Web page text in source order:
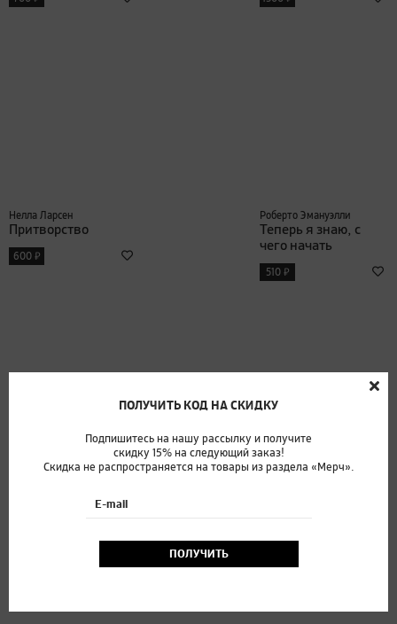
ПОЛУЧИТЬ КОД НА СКИДКУ
Подпишитесь на нашу рассылку и получите
скидку 15% на следующий заказ!
Скидка не распространяется на товары из раздела «Мерч».
E-mail
ПОЛУЧИТЬ
Нелла Ларсен
Притворство
600 ₽
Роберто Эмануэлли
Теперь я знаю, с
чего начать
510 ₽
И было это так (с